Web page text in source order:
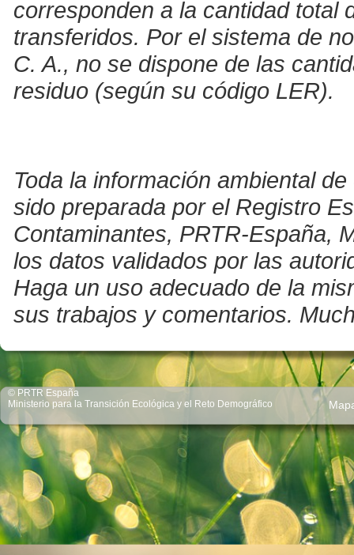
corresponden a la cantidad total
transferidos. Por el sistema de
C. A., no se dispone de las
residuo (según su código LER).
Toda la información ambiental
sido preparada por el Registro
Contaminantes, PRTR-España,
los datos validados por las
Haga un uso adecuado de la
sus trabajos y comentarios.
© PRTR España
Ministerio para la Transición Ecológica y el Reto Demográfico